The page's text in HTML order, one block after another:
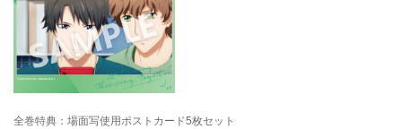
全巻特典：場面写使用ポストカード5枚セット